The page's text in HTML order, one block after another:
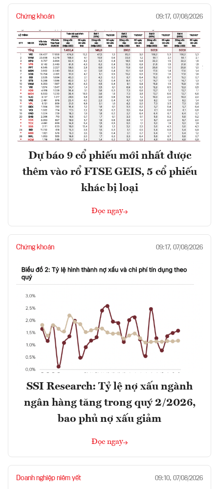
Chứng khoán 09:17, 07/08/2026
Dự báo 9 cổ phiếu mới nhất được
thêm vào rổ FTSE GEIS, 5 cổ phiếu
khác bị loại
Đọc ngay
Chứng khoán 09:17, 07/08/2026
SSI Research: Tỷ lệ nợ xấu ngành
ngân hàng tăng trong quý 2/2026,
bao phủ nợ xấu giảm
Đọc ngay
Doanh nghiệp niêm yết 09:10, 07/08/2026